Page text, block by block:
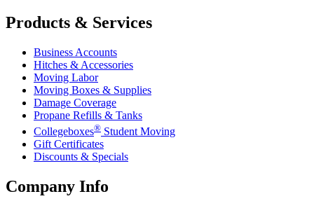
Products & Services
Business Accounts
Hitches & Accessories
Moving Labor
Moving Boxes & Supplies
Damage Coverage
Propane Refills & Tanks
Collegeboxes® Student Moving
Gift Certificates
Discounts & Specials
Company Info